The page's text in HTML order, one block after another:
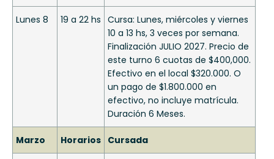
Lunes 8 19 a 22 hs Cursa: Lunes, miércoles y viernes
10 a 13 hs, 3 veces por semana.
Finalización JULIO 2027. Precio de
este turno 6 cuotas de $400,000.
Efectivo en el local $320.000. O
un pago de $1.800.000 en
efectivo, no incluye matrícula.
Duración 6 Meses.
Marzo Horarios Cursada